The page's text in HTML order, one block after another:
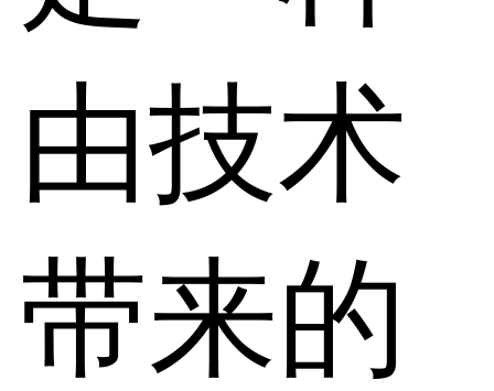
由技术
带来的